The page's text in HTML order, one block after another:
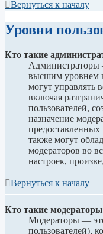
Вернуться к началу
Уровни
Кто такие
Администраторы
высшим уровнем
могут управлять
включая
пользователей,
назначение
также могут
модераторов во
настроек,
Вернуться к началу
Кто такие
Модераторы —
пользователей),